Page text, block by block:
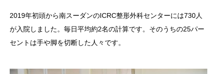
2019年初頭から南スーダンのICRC整形外科センターには730人
が入院しました。毎日平均約2名の計算です。そのうちの25パー
セントは手や脚を切断した人々です。